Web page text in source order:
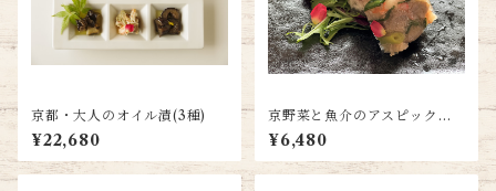
京都・大人のオイル漬(3種)
¥22,680
京野菜と魚介のアスピック風3
種(各80g)
¥6,480